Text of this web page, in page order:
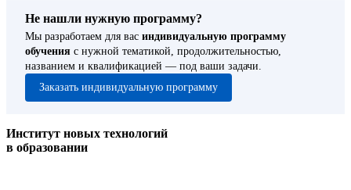
Не нашли нужную программу?
Мы разработаем для вас индивидуальную программу
обучения с нужной тематикой, продолжительностью,
названием и квалификацией — под ваши задачи.
Заказать индивидуальную программу
Институт новых технологий
в образовании